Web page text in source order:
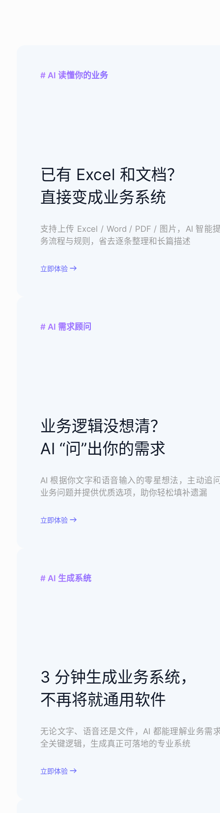
# AI 读懂你的业务
已有 Excel 和文档？
直接变成业务系统
支持上传 Excel / Word / PDF / 图片，AI 智能
务流程与规则，省去逐条整理和长篇描述
立即体验
# AI 需求顾问
业务逻辑没想清？
AI “问”出你的需求
AI 根据你文字和语音输入的零星想法，主动追
业务问题并提供优质选项，助你轻松填补遗漏
立即体验
# AI 生成系统
3 分钟生成业务系统，
不再将就通用软件
无论文字、语音还是文件，AI 都能理解业务需
全关键逻辑，生成真正可落地的专业系统
立即体验